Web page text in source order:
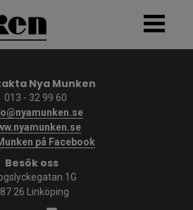
Vår vision
Om Nya Munken
Frågor & svar
Nya Munken
013 - 32 99 60
på Facebook
Besök oss
1G
26 Linköping